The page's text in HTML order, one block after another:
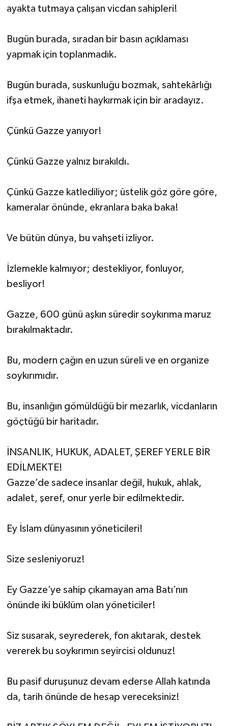
ayakta tutmaya çalışan vicdan sahipleri!
Bugün burada, sıradan bir basın açıklaması
yapmak için toplanmadık.
Bugün burada, suskunluğu bozmak, sahtekârlığı
ifşa etmek, ihaneti haykırmak için bir aradayız.
Çünkü Gazze yanıyor!
Çünkü Gazze yalnız bırakıldı.
Çünkü Gazze katlediliyor; üstelik göz göre göre,
kameralar önünde, ekranlara baka baka!
Ve bütün dünya, bu vahşeti izliyor.
İzlemekle kalmıyor; destekliyor, fonluyor,
besliyor!
Gazze, 600 günü aşkın süredir soykırıma maruz
bırakılmaktadır.
Bu, modern çağın en uzun süreli ve en organize
soykırımıdır.
Bu, insanlığın gömüldüğü bir mezarlık, vicdanların
göçtüğü bir haritadır.
İNSANLIK, HUKUK, ADALET, ŞEREF YERLE BİR
EDİLMEKTE!
Gazze’de sadece insanlar değil, hukuk, ahlak,
adalet, şeref, onur yerle bir edilmektedir.
Ey İslam dünyasının yöneticileri!
Size sesleniyoruz!
Ey Gazze’ye sahip çıkamayan ama Batı’nın
önünde iki büklüm olan yöneticiler!
Siz susarak, seyrederek, fon akıtarak, destek
vererek bu soykırımın seyircisi oldunuz!
Bu pasif duruşunuz devam ederse Allah katında
da, tarih önünde de hesap vereceksiniz!